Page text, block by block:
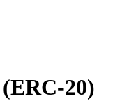
20)